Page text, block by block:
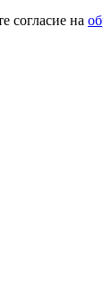
согласие на